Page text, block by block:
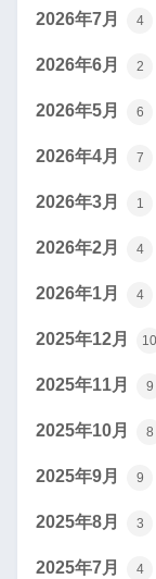
2026年7月 4
2026年6月 2
2026年5月 6
2026年4月 7
2026年3月 1
2026年2月 4
2026年1月 4
2025年12月 10
2025年11月 9
2025年10月 8
2025年9月 9
2025年8月 3
2025年7月 4